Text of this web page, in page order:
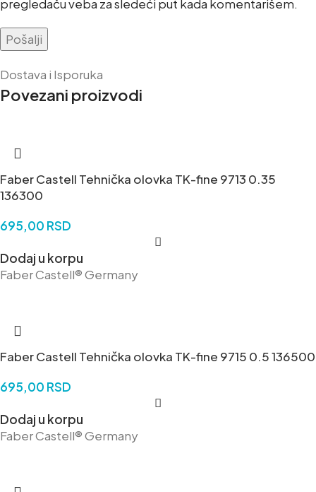
pregledaču veba za sledeći put kada komentarišem.
Dostava i Isporuka
Povezani proizvodi
Faber Castell Tehnička olovka TK-fine 9713 0.35
136300
695,00 RSD
Dodaj u korpu
Faber Castell® Germany
Faber Castell Tehnička olovka TK-fine 9715 0.5 136500
695,00 RSD
Dodaj u korpu
Faber Castell® Germany